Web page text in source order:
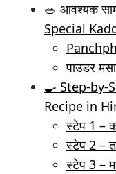
🥗 आवश्यक
Special
पाउडर
🍳 Step-by-
Recipe in
स्टेप 1 –
स्टेप 2 –
स्टेप 3 –